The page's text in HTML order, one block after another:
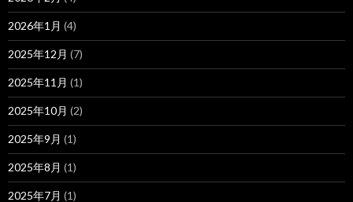
2026年1月 (4)
2025年12月 (7)
2025年11月 (1)
2025年10月 (2)
2025年9月 (1)
2025年8月 (1)
2025年7月 (1)